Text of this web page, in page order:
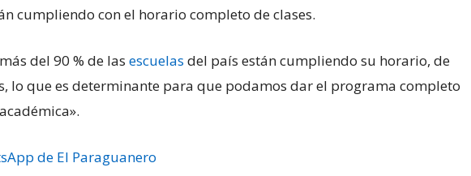
cumpliendo con el horario completo de clases.
del 90 % de las escuelas del país están cumpliendo su horario, de
lo que es determinante para que podamos dar el programa completo
de El Paraguanero